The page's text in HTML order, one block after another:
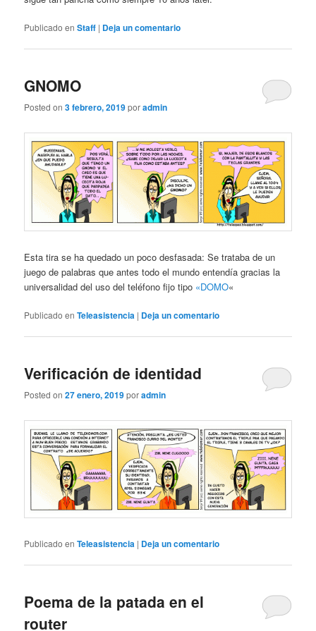
Publicado en Staff | Deja un comentario
GNOMO
Posted on3 febrero, 2019poradmin
Esta tira se ha quedado un poco desfasada: Se trataba de un
juego de palabras que antes todo el mundo entendía gracias la
universalidad del uso del teléfono fijo tipo «DOMO«
Publicado en Teleasistencia | Deja un comentario
Verificación de identidad
Posted on27 enero, 2019poradmin
Publicado en Teleasistencia | Deja un comentario
Poema de la patada en el
router